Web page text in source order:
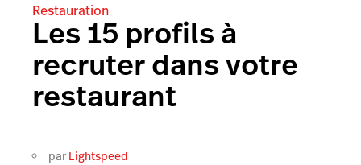
Restauration
Les 15 profils à
recruter dans votre
restaurant
par Lightspeed